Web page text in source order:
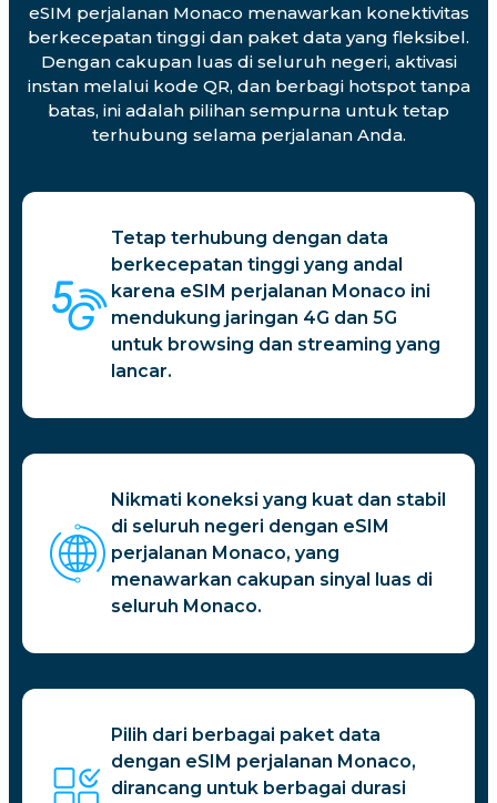
eSIM perjalanan Monaco menawarkan konektivitas
berkecepatan tinggi dan paket data yang fleksibel.
Dengan cakupan luas di seluruh negeri, aktivasi
instan melalui kode QR, dan berbagi hotspot tanpa
batas, ini adalah pilihan sempurna untuk tetap
terhubung selama perjalanan Anda.
Tetap terhubung dengan data
berkecepatan tinggi yang andal
karena eSIM perjalanan Monaco ini
mendukung jaringan 4G dan 5G
untuk browsing dan streaming yang
lancar.
Nikmati koneksi yang kuat dan stabil
di seluruh negeri dengan eSIM
perjalanan Monaco, yang
menawarkan cakupan sinyal luas di
seluruh Monaco.
Pilih dari berbagai paket data
dengan eSIM perjalanan Monaco,
dirancang untuk berbagai durasi